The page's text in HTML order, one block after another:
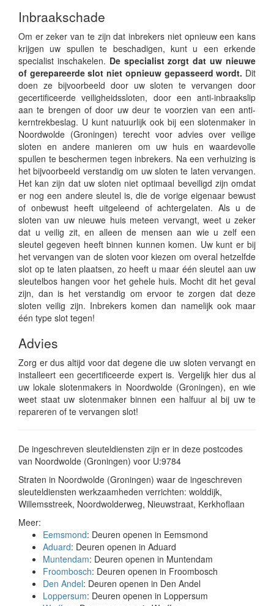
Inbraakschade
Om er zeker van te zijn dat inbrekers niet opnieuw een kans
krijgen uw spullen te beschadigen, kunt u een erkende
specialist inschakelen. De specialist zorgt dat uw nieuwe
of gerepareerde slot niet opnieuw gepasseerd wordt. Dit
doen ze bijvoorbeeld door uw sloten te vervangen door
gecertificeerde veiligheidssloten, door een anti-inbraakslip
aan te brengen of door uw deur te voorzien van een anti-
kerntrekbeslag. U kunt natuurlijk ook bij een slotenmaker in
Noordwolde (Groningen) terecht voor advies over veilige
sloten en andere manieren om uw huis en waardevolle
spullen te beschermen tegen inbrekers. Na een verhuizing is
het bijvoorbeeld verstandig om uw sloten te laten vervangen.
Het kan zijn dat uw sloten niet optimaal beveiligd zijn omdat
er nog een andere sleutel is, die de vorige eigenaar bewust
of onbewust heeft uitgeleend of achtergelaten. Als u de
sloten van uw nieuwe huis meteen vervangt, weet u zeker
dat u veilig zit, en alleen de mensen aan wie u zelf een
sleutel gegeven heeft binnen kunnen komen. Uw kunt er bij
het vervangen van de sloten voor kiezen om overal hetzelfde
slot op te laten plaatsen, zo heeft u maar één sleutel aan uw
sleutelbos hangen voor het gehele huis. Mocht dit het geval
zijn, dan is het verstandig om ervoor te zorgen dat deze
sloten veilig zijn. Inbrekers komen dan namelijk ook maar
één type slot tegen!
Advies
Zorg er dus altijd voor dat degene die uw sloten vervangt en
installeert een gecertificeerde expert is. Vergelijk hier dus al
uw lokale slotenmakers in Noordwolde (Groningen), en wie
weet staat uw slotenmaker binnen een halfuur al bij uw te
repareren of te vervangen slot!
De ingeschreven sleuteldiensten zijn er in deze postcodes
van Noordwolde (Groningen) voor U:9784
Straten in Noordwolde (Groningen) waar de ingeschreven
sleuteldiensten werkzaamheden verrichten: wolddijk,
Willemsstreek, Noordwolderweg, Nieuwstraat, Kerkhoflaan
Meer:
Eemsmond: Deuren openen in Eemsmond
Aduard: Deuren openen in Aduard
Muntendam: Deuren openen in Muntendam
Froombosch: Deuren openen in Froombosch
Den Andel: Deuren openen in Den Andel
Loppersum: Deuren openen in Loppersum